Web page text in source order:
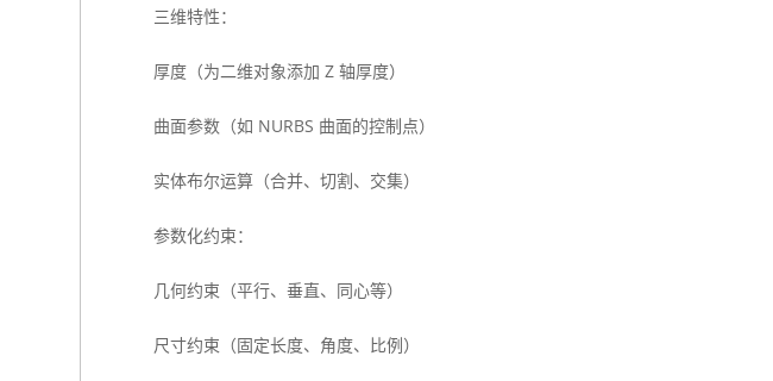
三维特性：
厚度（为二维对象添加 Z 轴厚度）
曲面参数（如 NURBS 曲面的控制点）
实体布尔运算（合并、切割、交集）
参数化约束：
几何约束（平行、垂直、同心等）
尺寸约束（固定长度、角度、比例）